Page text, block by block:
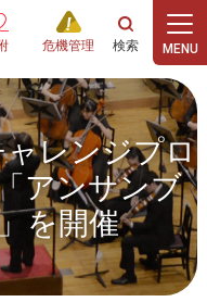
危機管理
レンジプロ
アンサンブ
を開催